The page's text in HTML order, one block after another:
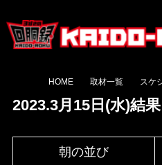
HOME 取材一覧 スケ
2023.3月15日(水)結果
朝の並び